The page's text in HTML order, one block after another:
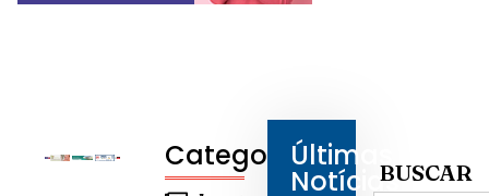
CategoriasÚltimas
NotíciasBUSCAR